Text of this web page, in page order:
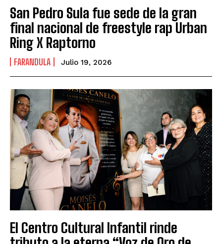
San Pedro Sula fue sede de la gran
final nacional de freestyle rap Urban
Ring X Raptorno
FARANDULA Julio 19, 2026
El Centro Cultural Infantil rinde